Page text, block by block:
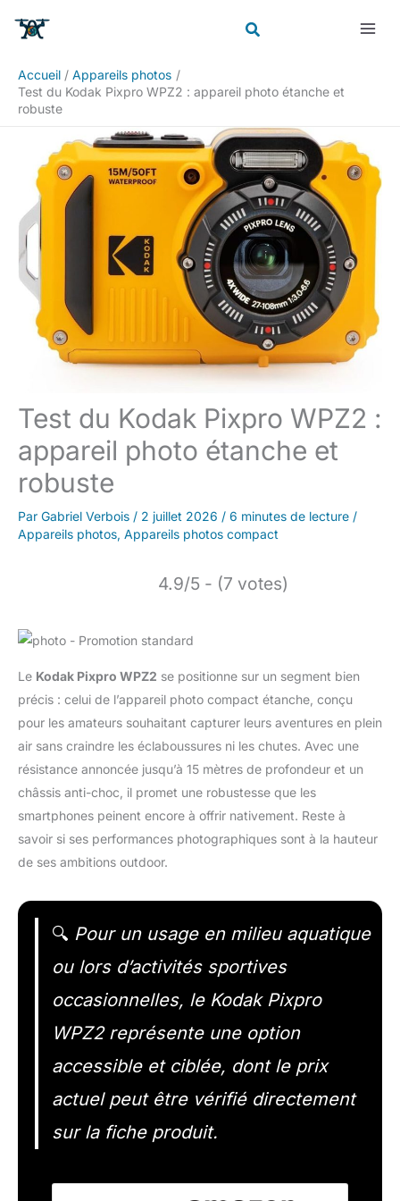
Accueil
Appareils photos
Test du Kodak Pixpro WPZ2 : appareil photo étanche et
robuste
Test du Kodak Pixpro WPZ2 :
appareil photo étanche et
robuste
Par Gabriel Verbois / 2 juillet 2026 / 6 minutes de lecture /
Appareils photos, Appareils photos compact
4.9/5 - (7 votes)
Le Kodak Pixpro WPZ2 se positionne sur un segment bien
précis : celui de l’appareil photo compact étanche, conçu
pour les amateurs souhaitant capturer leurs aventures en plein
air sans craindre les éclaboussures ni les chutes. Avec une
résistance annoncée jusqu’à 15 mètres de profondeur et un
châssis anti-choc, il promet une robustesse que les
smartphones peinent encore à offrir nativement. Reste à
savoir si ses performances photographiques sont à la hauteur
de ses ambitions outdoor.
🔍 Pour un usage en milieu aquatique
ou lors d’activités sportives
occasionnelles, le Kodak Pixpro
WPZ2 représente une option
accessible et ciblée, dont le prix
actuel peut être vérifié directement
sur la fiche produit.